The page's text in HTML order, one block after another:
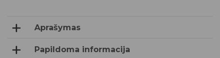
Aprašymas
Papildoma informacija